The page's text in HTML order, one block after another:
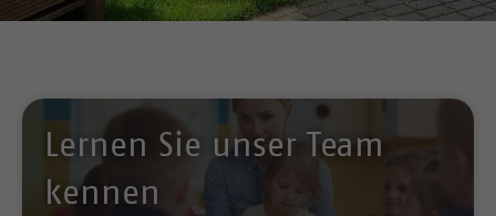
Lernen Sie unser Team
kennen